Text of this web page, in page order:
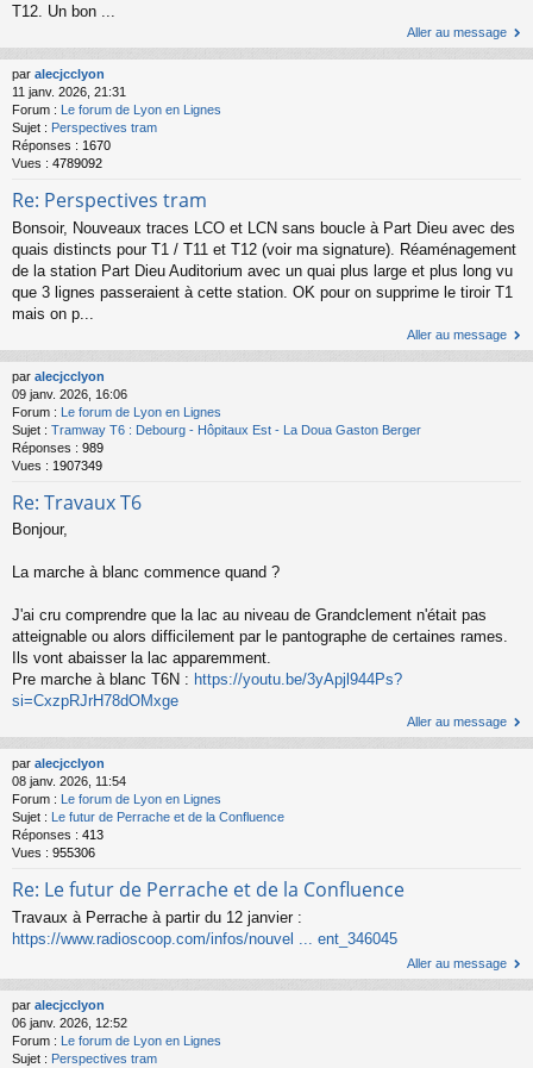
T12. Un bon ...
Aller au message
par alecjcclyon
11 janv. 2026, 21:31
Forum : Le forum de Lyon en Lignes
Sujet : Perspectives tram
Réponses : 1670
Vues : 4789092
Re: Perspectives tram
Bonsoir, Nouveaux traces LCO et LCN sans boucle à Part Dieu avec des
quais distincts pour T1 / T11 et T12 (voir ma signature). Réaménagement
de la station Part Dieu Auditorium avec un quai plus large et plus long vu
que 3 lignes passeraient à cette station. OK pour on supprime le tiroir T1
mais on p...
Aller au message
par alecjcclyon
09 janv. 2026, 16:06
Forum : Le forum de Lyon en Lignes
Sujet : Tramway T6 : Debourg - Hôpitaux Est - La Doua Gaston Berger
Réponses : 989
Vues : 1907349
Re: Travaux T6
Bonjour,
La marche à blanc commence quand ?
J'ai cru comprendre que la lac au niveau de Grandclement n'était pas
atteignable ou alors difficilement par le pantographe de certaines rames.
Ils vont abaisser la lac apparemment.
Pre marche à blanc T6N : https://youtu.be/3yApjl944Ps?
si=CxzpRJrH78dOMxge
Aller au message
par alecjcclyon
08 janv. 2026, 11:54
Forum : Le forum de Lyon en Lignes
Sujet : Le futur de Perrache et de la Confluence
Réponses : 413
Vues : 955306
Re: Le futur de Perrache et de la Confluence
Travaux à Perrache à partir du 12 janvier :
https://www.radioscoop.com/infos/nouvel ... ent_346045
Aller au message
par alecjcclyon
06 janv. 2026, 12:52
Forum :
Le forum de Lyon en Lignes
Sujet : Perspectives tram